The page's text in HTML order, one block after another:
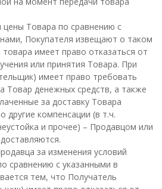
цены Товара по сравнению с
Покупателя извещают о таком
имеет право отказаться от
или принятия Товара. При
имеет право требовать
Товар денежных средств, а также
за доставку Товара
другие компенсации (в т.ч.
и прочее) – Продавцом или
за изменения условий
сравнению с указанными в
тем, что Получатель